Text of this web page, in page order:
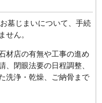
墓じまいについて、手続
せん。
材店の有無や工事の進め
、閉眼法要の日程調整、
洗浄・乾燥、ご納骨まで